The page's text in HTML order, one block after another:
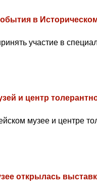
в
участие в
и центр
музее и центре
открылась